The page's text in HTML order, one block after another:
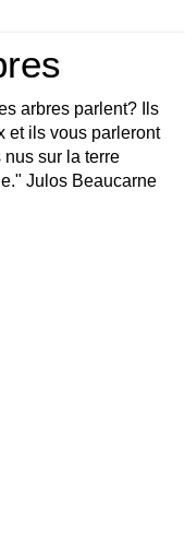
arbres parlent? Ils
et ils vous parleront
sur la terre
Julos Beaucarne